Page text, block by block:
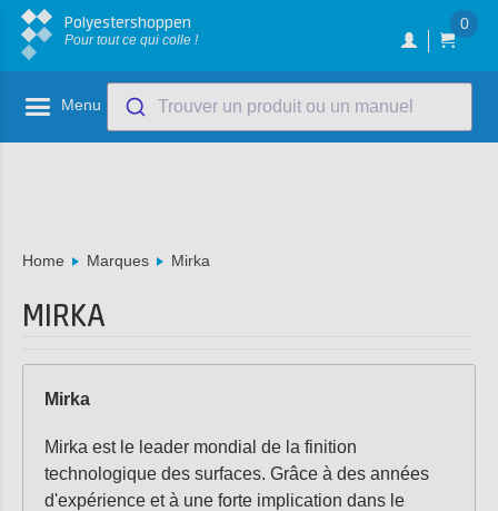
Polyestershoppen
Pour tout ce qui colle !
0
Menu Trouver un produit ou un manuel
Home Marques Mirka
MIRKA
Mirka
Mirka est le leader mondial de la finition
technologique des surfaces. Grâce à des années
d'expérience et à une forte implication dans le